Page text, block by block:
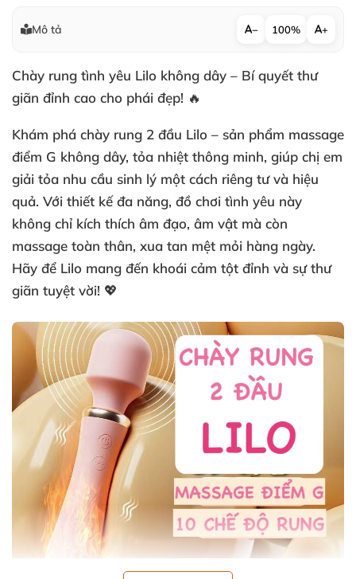
Mô tả − 100% +
Chày rung tình yêu Lilo không dây – Bí quyết thư
giãn đỉnh cao cho phái đẹp! 🔥
Khám phá chày rung 2 đầu Lilo – sản phẩm massage
điểm G không dây, tỏa nhiệt thông minh, giúp chị em
giải tỏa nhu cầu sinh lý một cách riêng tư và hiệu
quả. Với thiết kế đa năng, đồ chơi tình yêu này
không chỉ kích thích âm đạo, âm vật mà còn
massage toàn thân, xua tan mệt mỏi hàng ngày.
Hãy để Lilo mang đến khoái cảm tột đỉnh và sự thư
giãn tuyệt vời! 💖